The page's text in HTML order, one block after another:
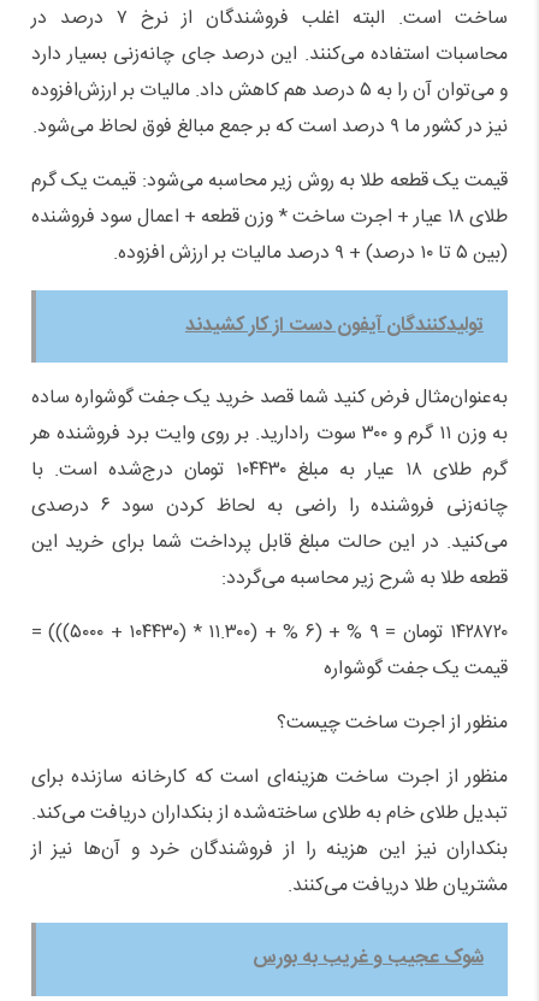
ساخت است. البته اغلب فروشندگان از نرخ ۷ درصد در
محاسبات استفاده می‌کنند. این درصد جای چانه‌زنی بسیار دارد
و می‌توان آن را به ۵ درصد هم کاهش داد. مالیات بر ارزش‌افزوده
نیز در کشور ما ۹ درصد است که بر جمع مبالغ فوق لحاظ می‌شود.
قیمت یک قطعه طلا به روش زیر محاسبه می‌شود: قیمت یک گرم
طلای ۱۸ عیار + اجرت ساخت * وزن قطعه + اعمال سود فروشنده
(بین ۵ تا ۱۰ درصد) + ۹ درصد مالیات بر ارزش افزوده.
تولیدکنندگان آیفون دست از کار کشیدند
به‌عنوان‌مثال فرض کنید شما قصد خرید یک جفت گوشواره ساده
به وزن ۱۱ گرم و ۳۰۰ سوت رادارید. بر روی وایت برد فروشنده هر
گرم طلای ۱۸ عیار به مبلغ ۱۰۴۴۳۰ تومان درج‌شده است. با
چانه‌زنی فروشنده را راضی به لحاظ کردن سود ۶ درصدی
می‌کنید. در این حالت مبلغ قابل پرداخت شما برای خرید این
قطعه طلا به شرح زیر محاسبه می‌گردد:
۱۴۲۸۷۲۰ تومان = ۹ % + (۶ % + (۱۱.۳۰۰ * (۱۰۴۴۳۰ + ۵۰۰۰))) =
قیمت یک جفت گوشواره
منظور از اجرت ساخت چیست؟
منظور از اجرت ساخت هزینه‌ای است که کارخانه سازنده برای
تبدیل طلای خام به طلای ساخته‌شده از بنکداران دریافت می‌کند.
بنکداران نیز این هزینه را از فروشندگان خرد و آن‌ها نیز از
مشتریان طلا دریافت می‌کنند.
شوک عجیب و غریب به بورس